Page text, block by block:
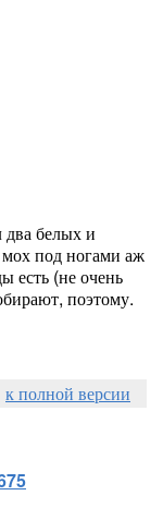
белых и
под ногами аж
есть (не очень
поэтому.
к полной версии